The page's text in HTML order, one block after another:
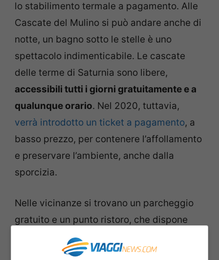
lo stabilimento termale a pagamento. Alle
Cascate del Mulino si può andare anche di
notte, un bagno sotto le stelle è uno
spettacolo indimenticabile. Le cascate
delle terme di Saturnia sono libere,
accessibili tutti i giorni gratuitamente e a
qualunque orario. Nel 2020, tuttavia,
verrà introdotto un ticket a pagamento, a
basso prezzo, per contenere l’affollamento
e preservare l’ambiente, anche dalla
sporcizia.
Nelle vicinanze si trovano un parcheggio
gratuito e un punto ristoro, che dispone
anche di bagni e docce. Le Cascate delle
terme di Saturnia si trovano in Toscana, nel